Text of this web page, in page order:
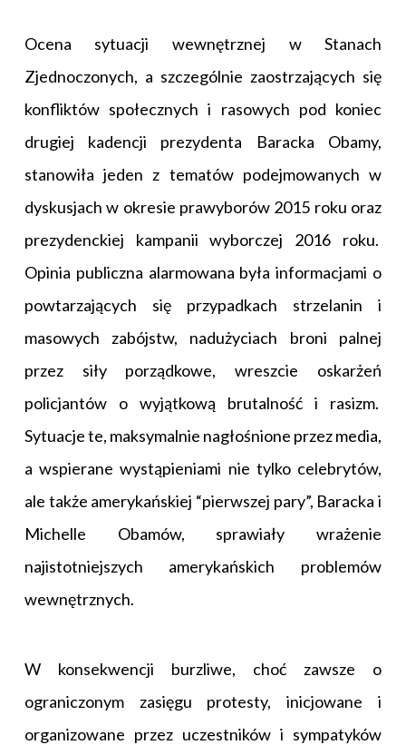
Ocena sytuacji wewnętrznej w Stanach
Zjednoczonych, a szczególnie zaostrzających się
konfliktów społecznych i rasowych pod koniec
drugiej kadencji prezydenta Baracka Obamy,
stanowiła jeden z tematów podejmowanych w
dyskusjach w okresie prawyborów 2015 roku oraz
prezydenckiej kampanii wyborczej 2016 roku.
Opinia publiczna alarmowana była informacjami o
powtarzających się przypadkach strzelanin i
masowych zabójstw, nadużyciach broni palnej
przez siły porządkowe, wreszcie oskarżeń
policjantów o wyjątkową brutalność i rasizm.
Sytuacje te, maksymalnie nagłośnione przez media,
a wspierane wystąpieniami nie tylko celebrytów,
ale także amerykańskiej “pierwszej pary”, Baracka i
Michelle Obamów, sprawiały wrażenie
najistotniejszych amerykańskich problemów
wewnętrznych.
W konsekwencji burzliwe, choć zawsze o
ograniczonym zasięgu protesty, inicjowane i
organizowane przez uczestników i sympatyków